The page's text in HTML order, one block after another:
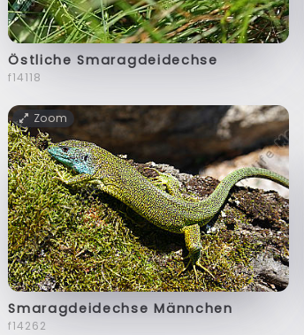
Östliche Smaragdeidechse
f14118
Zoom
Smaragdeidechse Männchen
f14262